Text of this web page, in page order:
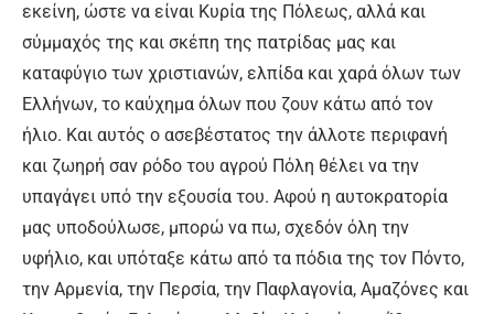
εκείνη, ώστε να είναι Κυρία της Πόλεως, αλλά και
σύμμαχός της και σκέπη της πατρίδας μας και
καταφύγιο των χριστιανών, ελπίδα και χαρά όλων των
Ελλήνων, το καύχημα όλων που ζουν κάτω από τον
ήλιο. Και αυτός ο ασεβέστατος την άλλοτε περιφανή
και ζωηρή σαν ρόδο του αγρού Πόλη θέλει να την
υπαγάγει υπό την εξουσία του. Αφού η αυτοκρατορία
μας υποδούλωσε, μπορώ να πω, σχεδόν όλη την
υφήλιο, και υπόταξε κάτω από τα πόδια της τον Πόντο,
την Αρμενία, την Περσία, την Παφλαγονία, Αμαζόνες και